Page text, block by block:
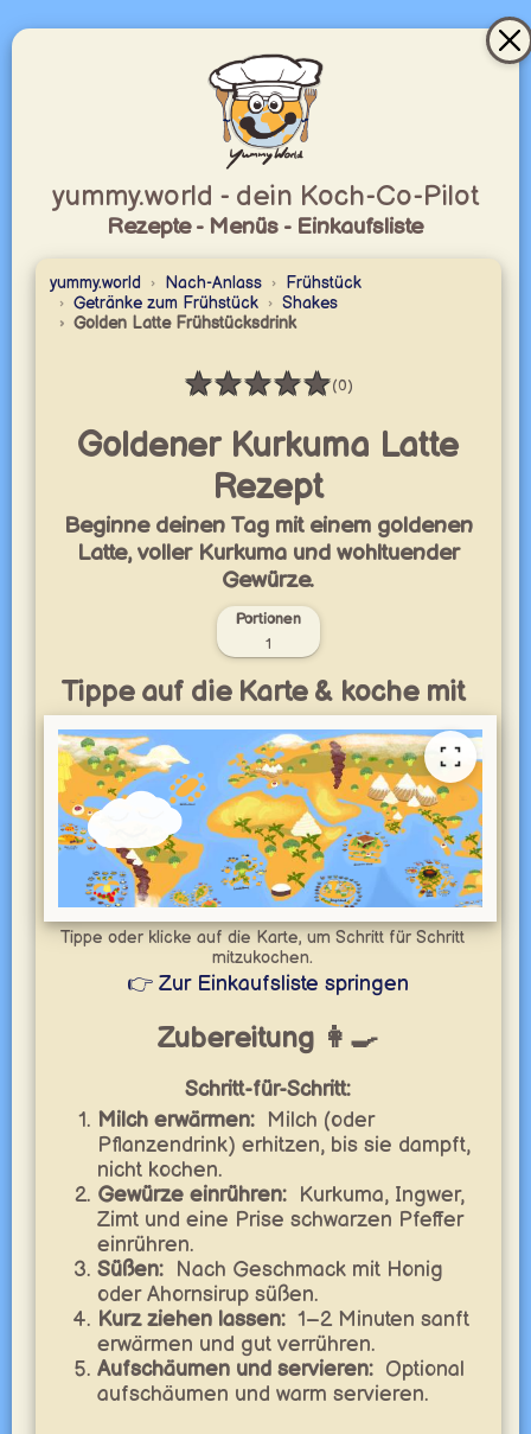
yummy.world - dein Koch-Co-Pilot
Rezepte - Menüs - Einkaufsliste
yummy.world Nach-Anlass
Frühstück
Getränke zum Frühstück
Shakes
Golden Latte Frühstücksdrink
★★★★★
Bewertung: 0 / 5
(0)
Goldener Kurkuma Latte
Rezept
Beginne deinen Tag mit einem goldenen
Latte, voller Kurkuma und wohltuender
Gewürze.
Portionen
1
Tippe auf die Karte & koche mit
Tippe oder klicke auf die Karte, um Schritt für Schritt
mitzukochen.
👉 Zur Einkaufsliste springen
Zubereitung 👩‍🍳
Schritt-für-Schritt:
Milch erwärmen: Milch (oder
Pflanzendrink) erhitzen, bis sie dampft,
nicht kochen.
Gewürze einrühren: Kurkuma, Ingwer,
Zimt und eine Prise schwarzen Pfeffer
einrühren.
Süßen: Nach Geschmack mit Honig
oder Ahornsirup süßen.
Kurz ziehen lassen: 1–2 Minuten sanft
erwärmen und gut verrühren.
Aufschäumen und servieren: Optional
aufschäumen und warm servieren.